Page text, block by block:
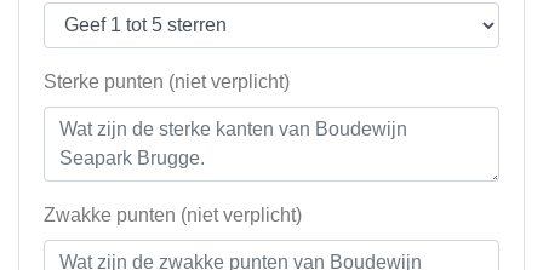
Sterke punten (niet verplicht)
Zwakke punten (niet verplicht)